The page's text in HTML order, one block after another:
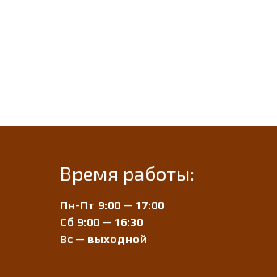
Время работы:
Пн-Пт 9:00 — 17:00
Сб 9:00 — 16:30
Вс — выходной